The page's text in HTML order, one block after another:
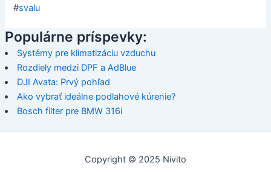
#svalu
Populárne príspevky:
Systémy pre klimatizáciu vzduchu
Rozdiely medzi DPF a AdBlue
DJI Avata: Prvý pohľad
Ako vybrať ideálne podlahové kúrenie?
Bosch filter pre BMW 316i
Copyright © 2025 Nivito